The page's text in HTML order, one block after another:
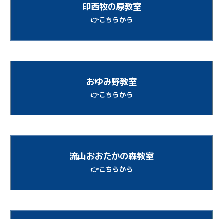
印西牧の原教室
👉こちらから
おゆみ野教室
👉こちらから
流山おおたかの森教室
👉こちらから